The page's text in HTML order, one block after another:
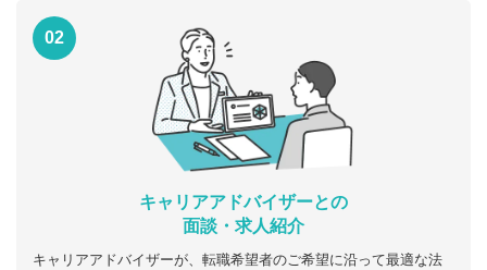
02
キャリアアドバイザーとの
面談・求人紹介
キャリアアドバイザーが、転職希望者のご希望に沿って最適な法